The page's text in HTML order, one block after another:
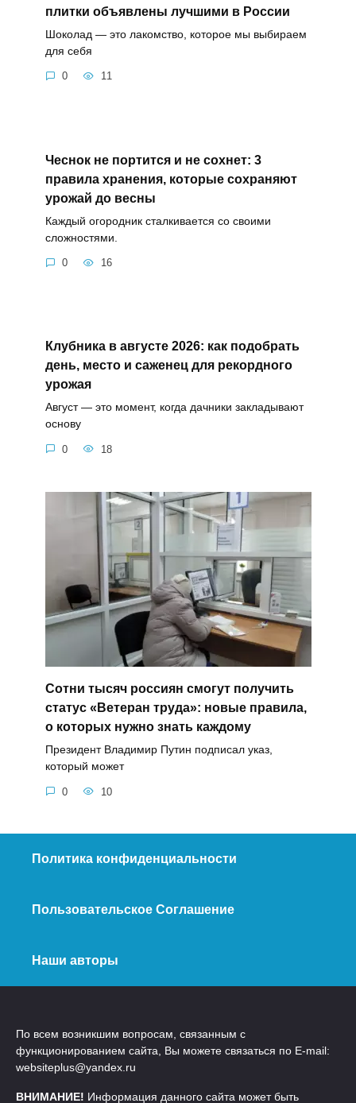
плитки объявлены лучшими в России
Шоколад — это лакомство, которое мы выбираем
для себя
0 11
Чеснок не портится и не сохнет: 3
правила хранения, которые сохраняют
урожай до весны
Каждый огородник сталкивается со своими
сложностями.
0 16
Клубника в августе 2026: как подобрать
день, место и саженец для рекордного
урожая
Август — это момент, когда дачники закладывают
основу
0 18
Сотни тысяч россиян смогут получить
статус «Ветеран труда»: новые правила,
о которых нужно знать каждому
Президент Владимир Путин подписал указ,
который может
0 10
Политика конфиденциальности
Пользовательское Соглашение
Наши авторы
По всем возникшим вопросам, связанным с
функционированием сайта, Вы можете связаться по E-mail:
websiteplus@yandex.ru
ВНИМАНИЕ! Информация данного сайта может быть